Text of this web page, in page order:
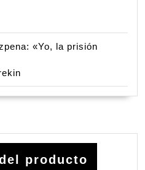
«Yo, la prisión
producto